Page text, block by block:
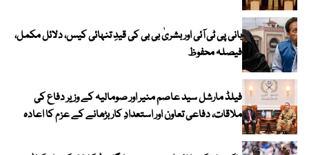
بانی پی ٹی آئی اور بشریٰ بی بی کی قیدِ تنہائی کیس، دلائل مکمل،
فیصلہ محفوظ
فیلڈ مارشل سید عاصم منیر اور صومالیہ کے وزیر دفاع کی
ملاقات، دفاعی تعاون اور استعدادِ کار بڑھانے کے عزم کا اعادہ